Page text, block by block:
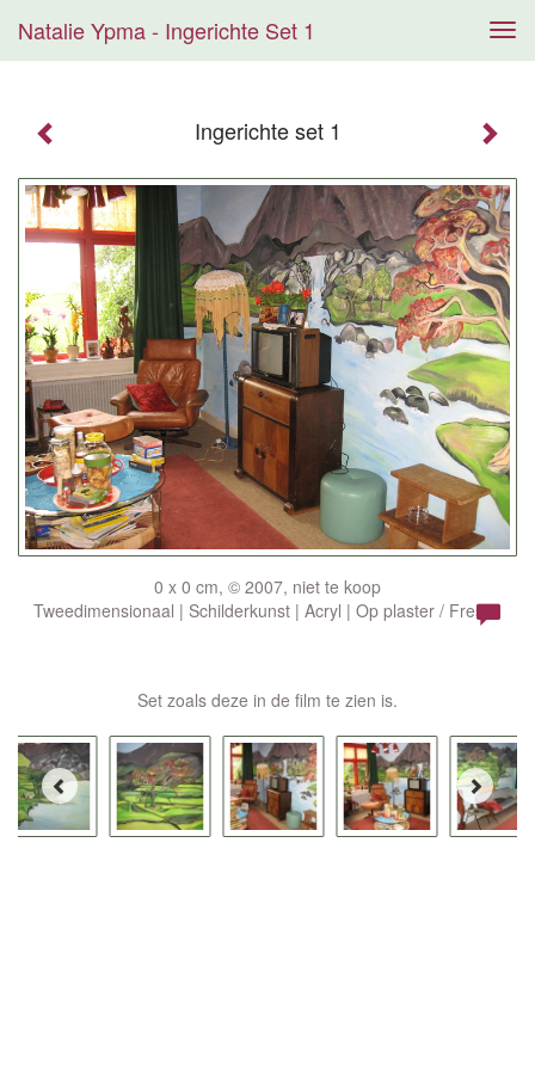
Natalie Ypma - Ingerichte Set 1
Ingerichte set 1
0 x 0 cm, © 2007, niet te koop
Tweedimensionaal | Schilderkunst | Acryl | Op plaster / Fresco
Set zoals deze in de film te zien is.